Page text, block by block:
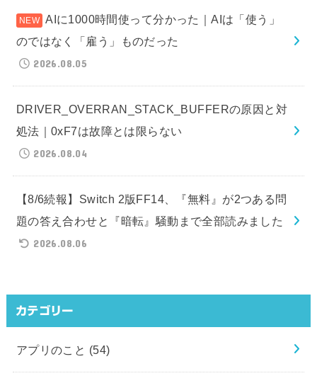
AIに1000時間使って分かった｜AIは「使う」
のではなく「雇う」ものだった
2026.08.05
DRIVER_OVERRAN_STACK_BUFFERの原因と対
処法｜0xF7は故障とは限らない
2026.08.04
【8/6続報】Switch 2版FF14、『無料』が2つある問
題の答え合わせと『暗転』騒動まで全部読みました
2026.08.06
カテゴリー
アプリのこと (54)